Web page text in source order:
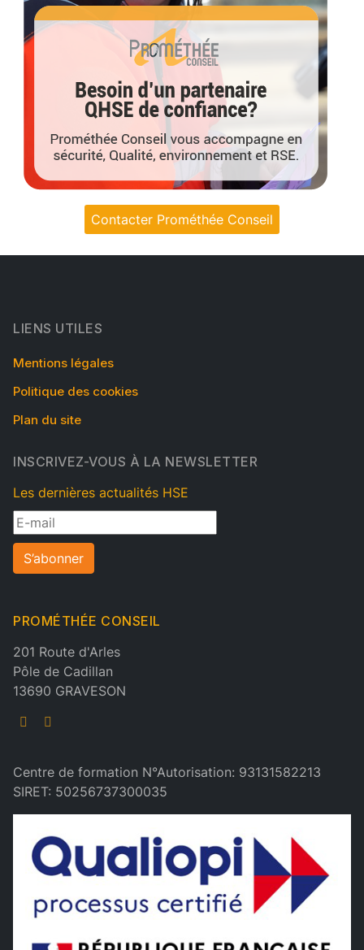
Contacter Prométhée Conseil
LIENS UTILES
Mentions légales
Politique des cookies
Plan du site
INSCRIVEZ-VOUS À LA NEWSLETTER
Les dernières actualités HSE
S’abonner
PROMÉTHÉE CONSEIL
201 Route d'Arles
Pôle de Cadillan
13690 GRAVESON
Centre de formation N°Autorisation: 93131582213
SIRET: 50256737300035